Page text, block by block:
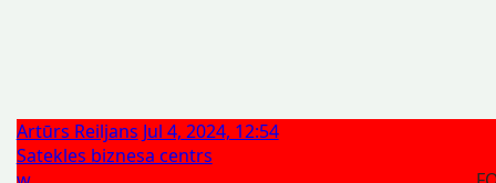
Artūrs Reiljans Jul 4, 2024, 12:54
Satekles biznesa centrs